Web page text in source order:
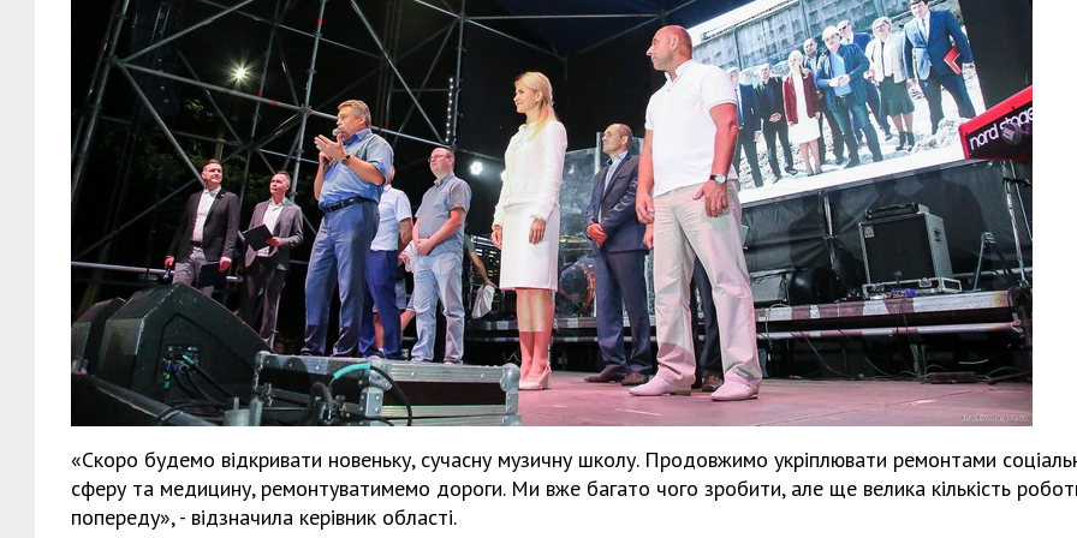
«Скоро будемо відкривати новеньку, сучасну музичну школу. Продовжимо укріплювати ремонтами
сферу та медицину, ремонтуватимемо дороги. Ми вже багато чого зробити, але ще велика кількість
попереду», - відзначила керівник області.